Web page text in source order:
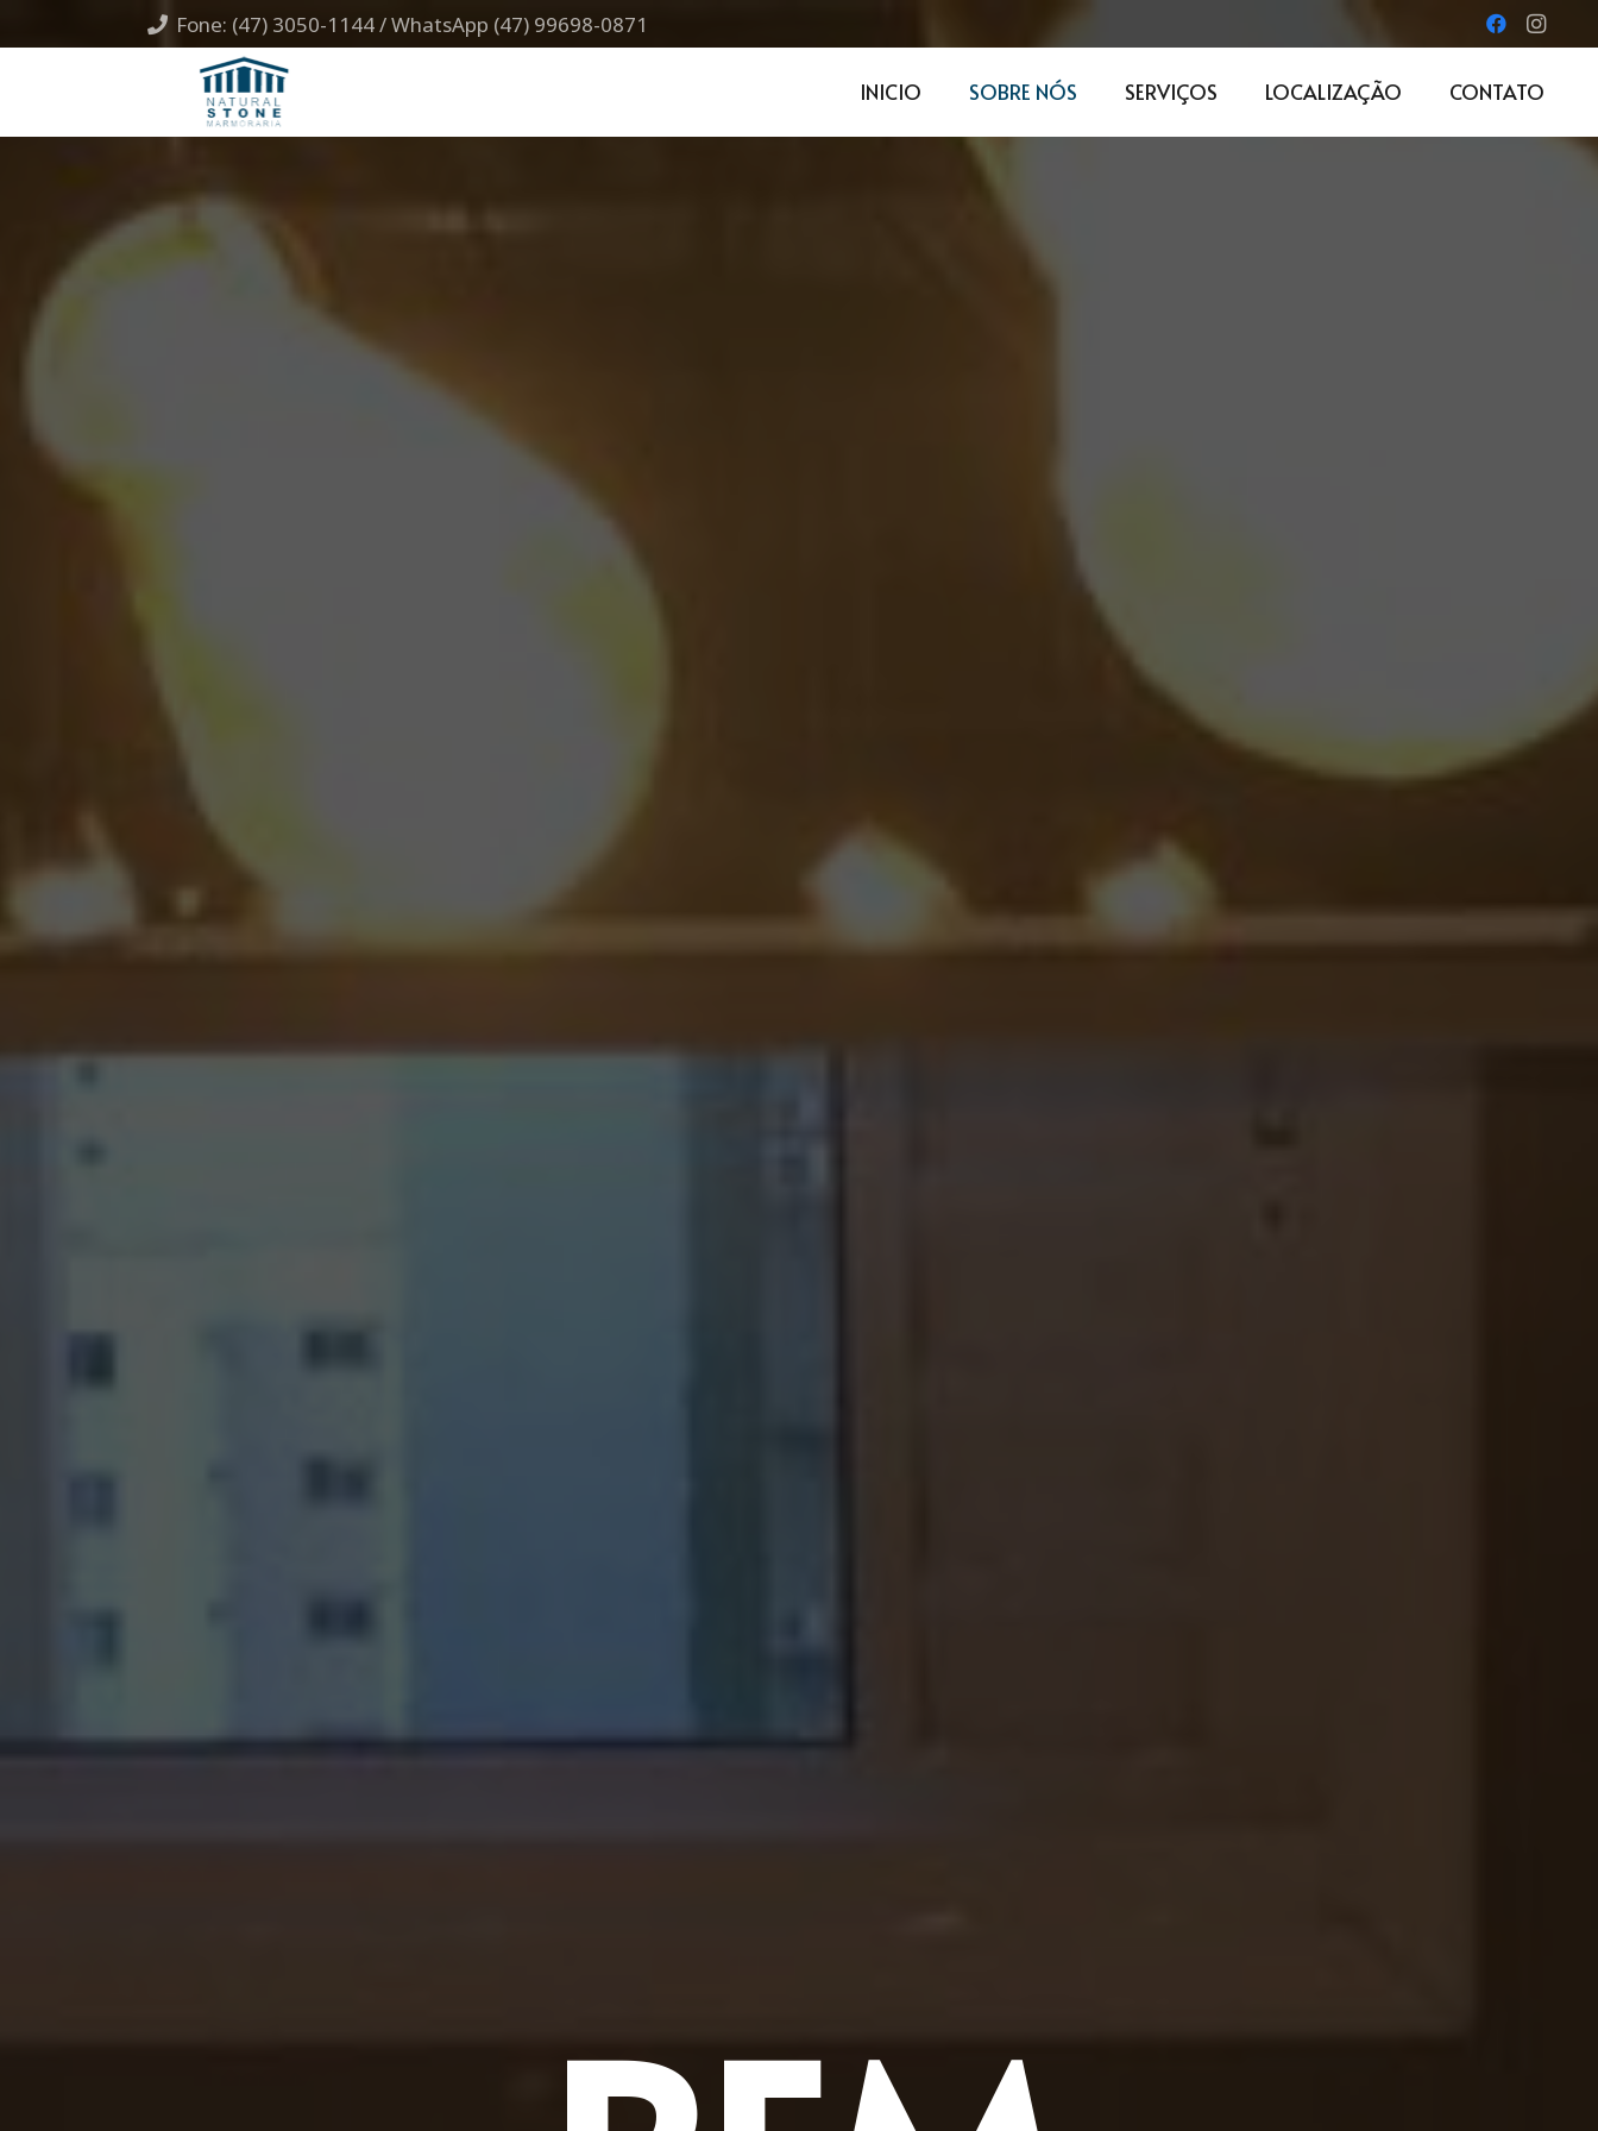
Fone: (47) 3050-1144 / WhatsApp (47) 99698-0871
INICIO SOBRE NÓS SERVIÇOS LOCALIZAÇÃO CONTATO